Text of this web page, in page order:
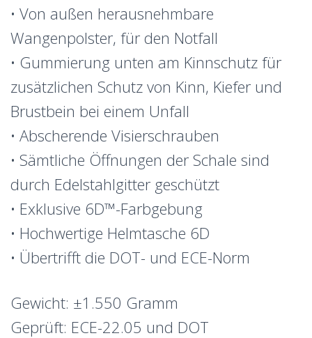
• Von außen herausnehmbare
Wangenpolster, für den Notfall
• Gummierung unten am Kinnschutz für
zusätzlichen Schutz von Kinn, Kiefer und
Brustbein bei einem Unfall
• Abscherende Visierschrauben
• Sämtliche Öffnungen der Schale sind
durch Edelstahlgitter geschützt
• Exklusive 6D™-Farbgebung
• Hochwertige Helmtasche 6D
• Übertrifft die DOT- und ECE-Norm
Gewicht: ±1.550 Gramm
Geprüft: ECE-22.05 und DOT